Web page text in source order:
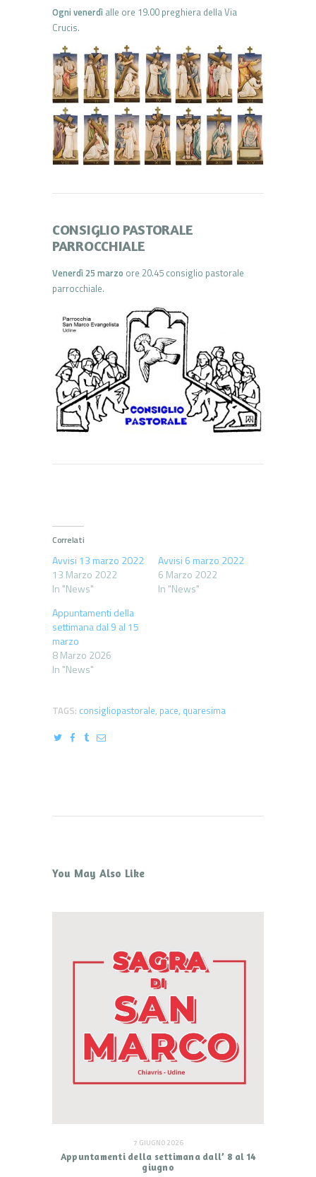
Ogni venerdì alle ore 19.00 preghiera della Via
Crucis.
CONSIGLIO PASTORALE
PARROCCHIALE
Venerdì 25 marzo ore 20.45 consiglio pastorale
parrocchiale.
Correlati
Avvisi 13 marzo 2022
13 Marzo 2022
In "News"
Avvisi 6 marzo 2022
6 Marzo 2022
In "News"
Appuntamenti della
settimana dal 9 al 15
marzo
8 Marzo 2026
In "News"
TAGS: consigliopastorale, pace, quaresima
You May Also Like
7 GIUGNO 2026
Appuntamenti della settimana dall’ 8 al 14
giugno